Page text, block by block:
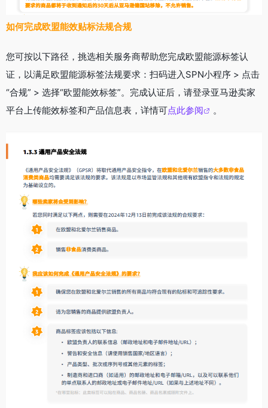
如何完成欧盟能效贴标法规合规
您可按以下路径，挑选相关服务商帮助您完成欧盟能源标签认
证，以满⾜欧盟能源标签法规要求：扫码进⼊SPN⼩程序 > 点击
“合规” > 选择“欧盟能效标签”。完成认证后，请登录亚⻢逊卖家
平台上传能效标签和产品信息表，详情可点此参阅 。